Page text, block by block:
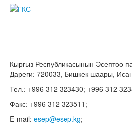
Кыргыз Республикасынын Эсептөө
Дареги: 720033, Бишкек шаары,
Тел.: +996 312 323430; +996 312
Факс: +996 312 323511;
E-mail: esep@esep.kg;